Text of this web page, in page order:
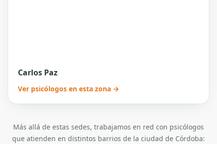
Carlos Paz
Ver psicólogos en esta zona →
Más allá de estas sedes, trabajamos en red con psicólogos
que atienden en distintos barrios de la ciudad de Córdoba: